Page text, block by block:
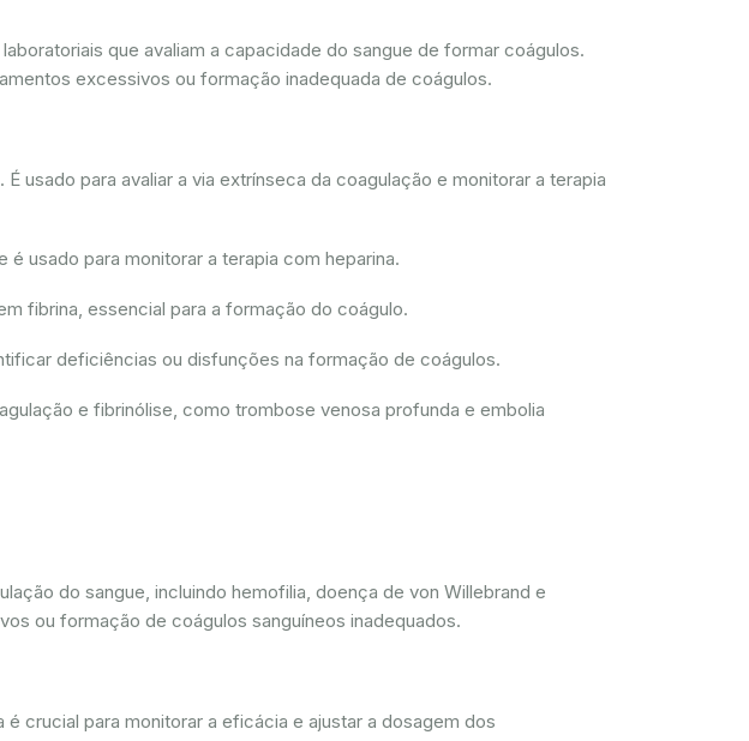
que avaliam a capacidade do sangue de formar coágulos.
excessivos ou formação inadequada de coágulos.
usado para avaliar a via extrínseca da coagulação e monitorar a terapia
usado para monitorar a terapia com heparina.
fibrina, essencial para a formação do coágulo.
deficiências ou disfunções na formação de coágulos.
e fibrinólise, como trombose venosa profunda e embolia
do sangue, incluindo hemofilia, doença de von Willebrand e
ou formação de coágulos sanguíneos inadequados.
crucial para monitorar a eficácia e ajustar a dosagem dos